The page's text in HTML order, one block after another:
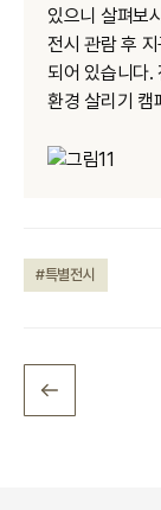
있으니 살펴보
전시 관람 후
되어 있습니다.
환경 살리기 캠
#특별전시